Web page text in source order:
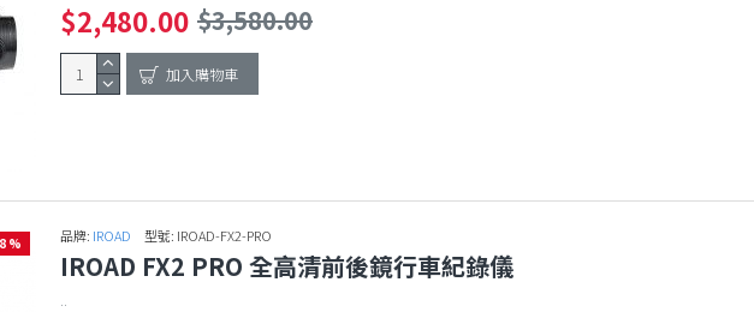
$2,480.00 $3,580.00
加入購物車
% 品牌: IROAD 型號: IROAD-FX2-PRO
IROAD FX2 PRO 全高清前後鏡行車紀錄儀
..